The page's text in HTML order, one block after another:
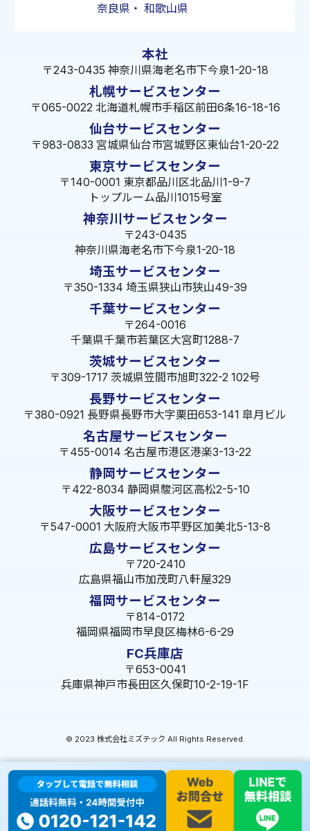
奈良県 ・ 和歌山県
本社
〒243-0435 神奈川県海老名市下今泉1-20-18
札幌サービスセンター
〒065-0022 北海道札幌市手稲区前田6条16-18-16
仙台サービスセンター
〒983-0833 宮城県仙台市宮城野区東仙台1-20-22
東京サービスセンター
〒140-0001 東京都品川区北品川1-9-7
トップルーム品川1015号室
神奈川サービスセンター
〒243-0435
神奈川県海老名市下今泉1-20-18
埼玉サービスセンター
〒350-1334 埼玉県狭山市狭山49-39
千葉サービスセンター
〒264-0016
千葉県千葉市若葉区大宮町1288-7
茨城サービスセンター
〒309-1717 茨城県笠間市旭町322-2 102号
長野サービスセンター
〒380-0921 長野県長野市大字栗田653-141 皐月ビル
名古屋サービスセンター
〒455-0014 名古屋市港区港楽3-13-22
静岡サービスセンター
〒422-8034 静岡県駿河区高松2-5-10
大阪サービスセンター
〒547-0001 大阪府大阪市平野区加美北5-13-8
広島サービスセンター
〒720-2410
広島県福山市加茂町八軒屋329
福岡サービスセンター
〒814-0172
福岡県福岡市早良区梅林6-6-29
FC兵庫店
〒653-0041
兵庫県神戸市長田区久保町10-2-19-1F
© 2023 株式会社ミズテック All Rights Reserved.